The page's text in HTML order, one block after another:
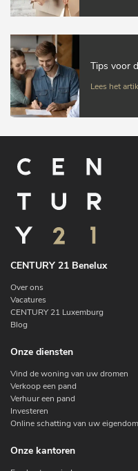
Tips voor
Lees het
CENTURY 21 Benelux
Over ons
Vacatures
CENTURY 21 Luxemburg
Blog
Onze diensten
Vind de woning van uw dromen
Verkoop een pand
Verhuur een pand
Investeren
Online schatting van uw eigendom
Onze kantoren